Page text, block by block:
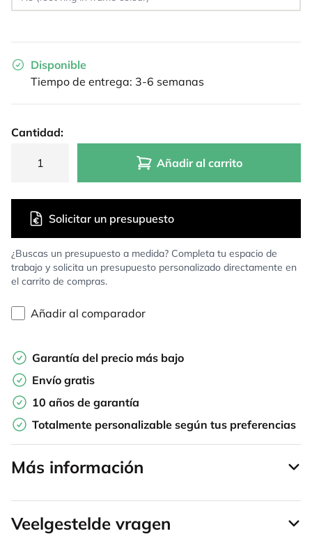
Disponible
Tiempo de entrega: 3-6 semanas
Cantidad:
Añadir al carrito
¿Buscas un presupuesto a medida? Completa tu espacio de
trabajo y solicita un presupuesto personalizado directamente en
el carrito de compras.
Solicitar un presupuesto
Añadir al comparador
Garantía del precio más bajo
Envío gratis
10 años de garantía
Totalmente personalizable según tus preferencias
Más información
Veelgestelde vragen